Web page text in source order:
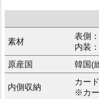
素材
表側
内装
原産国
韓国(
内側収納
カー
※カ